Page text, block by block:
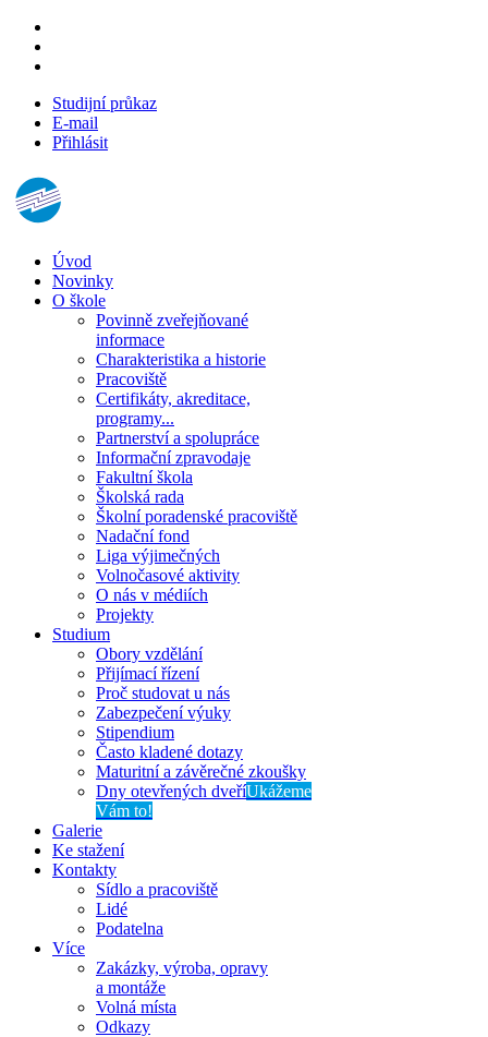
Studijní průkaz
E-mail
Přihlásit
Úvod
Novinky
O škole
Povinně zveřejňované
informace
Charakteristika a historie
Pracoviště
Certifikáty, akreditace,
programy...
Partnerství a spolupráce
Informační zpravodaje
Fakultní škola
Školská rada
Školní poradenské pracoviště
Nadační fond
Liga výjimečných
Volnočasové aktivity
O nás v médiích
Projekty
Studium
Obory vzdělání
Přijímací řízení
Proč studovat u nás
Zabezpečení výuky
Stipendium
Často kladené dotazy
Maturitní a závěrečné zkoušky
Dny otevřených dveříUkážeme
Vám to!
Galerie
Ke stažení
Kontakty
Sídlo a pracoviště
Lidé
Podatelna
Více
Zakázky, výroba, opravy
a montáže
Volná místa
Odkazy